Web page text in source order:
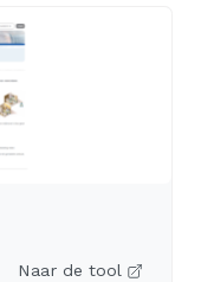
Naar de tool